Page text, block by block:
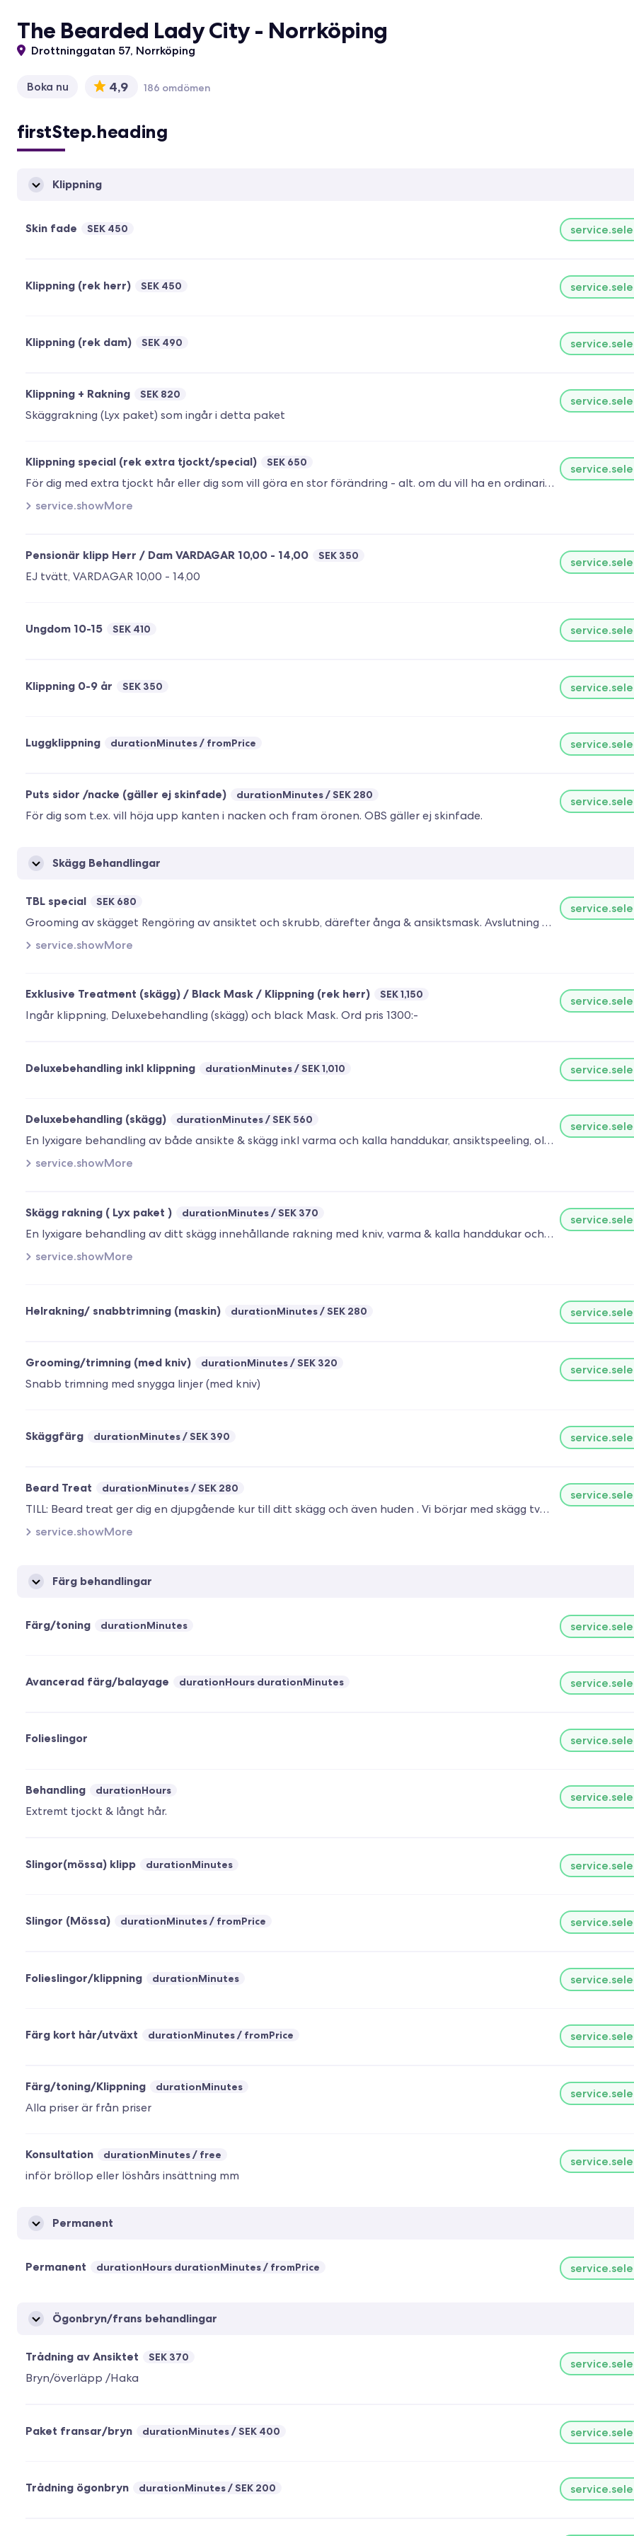
The Bearded Lady City - Norrköping
Drottninggatan 57, Norrköping
Boka nu 4,9 186 omdömen
firstStep.heading
Klippning
Skin fade SEK 450
Klippning (rek herr) SEK 450
Klippning (rek dam) SEK 490
Klippning + Rakning SEK 820
Skäggrakning (Lyx paket) som ingår i detta paket
Klippning special (rek extra tjockt/special) SEK 650
För dig med extra tjockt hår eller dig som vill göra en stor förändring - alt. om du vill ha en ordinarie klippning med lite extra omtanke innan och efter klippning. (Klippning , tvätt , huvudmassage, inpackning och lyxig styling)
service.showMore
Pensionär klipp Herr / Dam VARDAGAR 10,00 - 14,00 SEK 350
EJ tvätt, VARDAGAR 10,00 - 14,00
Ungdom 10-15 SEK 410
Klippning 0-9 år SEK 350
Luggklippning durationMinutes fromPrice
Puts sidor /nacke (gäller ej skinfade) durationMinutes SEK 280
För dig som t.ex. vill höja upp kanten i nacken och fram öronen. OBS gäller ej skinfade.
Skägg Behandlingar
TBL special SEK 680
Grooming av skägget Rengöring av ansiktet och skrubb, därefter ånga & ansiktsmask. Avslutning med anpassad Fuktkräm.
service.showMore
Exklusive Treatment (skägg) / Black Mask / Klippning (rek herr) SEK 1,150
Ingår klippning, Deluxebehandling (skägg) och black Mask. Ord pris 1300:-
Deluxebehandling inkl klippning durationMinutes SEK 1,010
Deluxebehandling (skägg) durationMinutes SEK 560
En lyxigare behandling av både ansikte & skägg inkl varma och kalla handdukar, ansiktspeeling, oljor & lotion mm
service.showMore
Skägg rakning ( Lyx paket ) durationMinutes SEK 370
En lyxigare behandling av ditt skägg innehållande rakning med kniv, varma & kalla handdukar och skäggolja/balm mm
service.showMore
Helrakning/ snabbtrimning (maskin) durationMinutes SEK 280
Grooming/trimning (med kniv) durationMinutes SEK 320
Snabb trimning med snygga linjer (med kniv)
Skäggfärg durationMinutes SEK 390
Beard Treat durationMinutes SEK 280
TILL: Beard treat ger dig en djupgående kur till ditt skägg och även huden . Vi börjar med skägg tvätt och avslutar med en speciell inpackning vald efter din hy och grovlek på ditt skägg ... ENJOY !
service.showMore
Färg behandlingar
Färg/toning durationMinutes
Avancerad färg/balayage durationHours durationMinutes
Folieslingor
Behandling durationHours
Extremt tjockt & långt hår.
Slingor(mössa) klipp durationMinutes
Slingor (Mössa) durationMinutes fromPrice
Folieslingor/klippning durationMinutes
Färg kort hår/utväxt durationMinutes fromPrice
Färg/toning/Klippning durationMinutes
Alla priser är från priser
Konsultation durationMinutes free
inför bröllop eller löshårs insättning mm
Permanent
Permanent durationHours durationMinutes fromPrice
Ögonbryn/frans behandlingar
Trådning av Ansiktet SEK 370
Bryn/överläpp /Haka
Paket fransar/bryn durationMinutes SEK 400
Trådning ögonbryn durationMinutes SEK 200